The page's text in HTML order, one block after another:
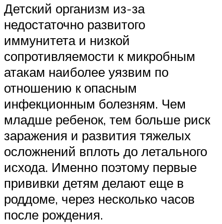
Детский организм из-за
недостаточно развитого
иммунитета и низкой
сопротивляемости к микробным
атакам наиболее уязвим по
отношению к опасным
инфекционным болезням. Чем
младше ребенок, тем больше риск
заражения и развития тяжелых
осложнений вплоть до летального
исхода. Именно поэтому первые
прививки детям делают еще в
роддоме, через несколько часов
после рождения.